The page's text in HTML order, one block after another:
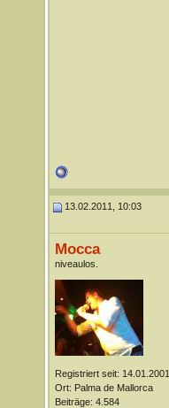
13.02.2011, 10:03
Mocca
niveaulos.
Registriert seit: 14.01.2001
Ort: Palma de Mallorca
Beiträge: 4.584